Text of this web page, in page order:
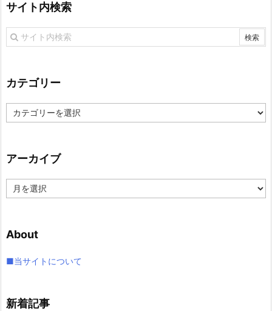
サイト内検索
カテゴリー
テ
ー
アーカイブ
ー
ブ
About
■当サイトについて
新着記事